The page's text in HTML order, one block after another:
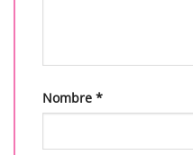
Nombre *